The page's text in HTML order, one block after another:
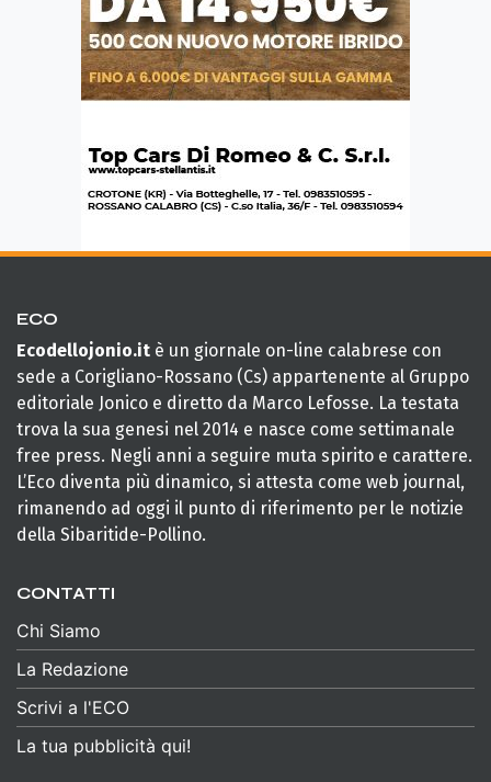
ECO
Ecodellojonio.it è un giornale on-line calabrese con
sede a Corigliano-Rossano (Cs) appartenente al Gruppo
editoriale Jonico e diretto da Marco Lefosse. La testata
trova la sua genesi nel 2014 e nasce come settimanale
free press. Negli anni a seguire muta spirito e carattere.
L’Eco diventa più dinamico, si attesta come web journal,
rimanendo ad oggi il punto di riferimento per le notizie
della Sibaritide-Pollino.
CONTATTI
Chi Siamo
La Redazione
Scrivi a l'ECO
La tua pubblicità qui!